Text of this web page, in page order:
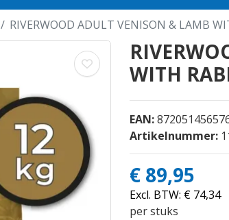
RIVERWOOD ADULT VENISON & LAMB
WITH
EAN:
Artikelnummer:
€ 89,95
Excl. BTW: € 74,34
per stuks